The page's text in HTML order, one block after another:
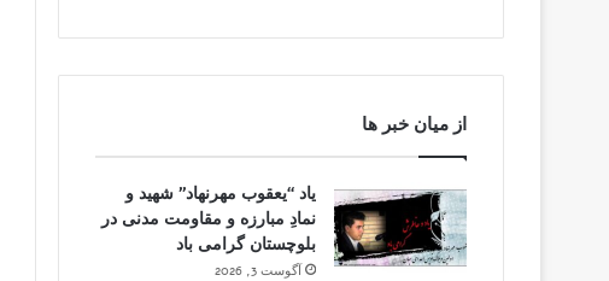
از میان خبر ها
یاد “یعقوب مهرنهاد” شهید و
نمادِ مبارزه و مقاومت مدنی در
بلوچستان گرامی باد
آگوست 3, 2026